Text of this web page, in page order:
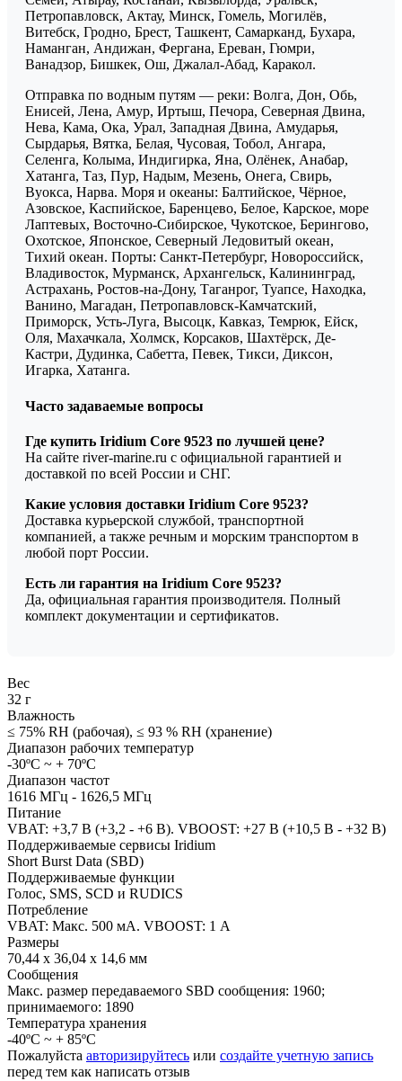
Петропавловск, Актау, Минск, Гомель, Могилёв,
Витебск, Гродно, Брест, Ташкент, Самарканд, Бухара,
Наманган, Андижан, Фергана, Ереван, Гюмри,
Ванадзор, Бишкек, Ош, Джалал-Абад, Каракол.
Отправка по водным путям — реки: Волга, Дон, Обь,
Енисей, Лена, Амур, Иртыш, Печора, Северная Двина,
Нева, Кама, Ока, Урал, Западная Двина, Амударья,
Сырдарья, Вятка, Белая, Чусовая, Тобол, Ангара,
Селенга, Колыма, Индигирка, Яна, Олёнек, Анабар,
Хатанга, Таз, Пур, Надым, Мезень, Онега, Свирь,
Вуокса, Нарва. Моря и океаны: Балтийское, Чёрное,
Азовское, Каспийское, Баренцево, Белое, Карское, море
Лаптевых, Восточно-Сибирское, Чукотское, Берингово,
Охотское, Японское, Северный Ледовитый океан,
Тихий океан. Порты: Санкт-Петербург, Новороссийск,
Владивосток, Мурманск, Архангельск, Калининград,
Астрахань, Ростов-на-Дону, Таганрог, Туапсе, Находка,
Ванино, Магадан, Петропавловск-Камчатский,
Приморск, Усть-Луга, Высоцк, Кавказ, Темрюк, Ейск,
Оля, Махачкала, Холмск, Корсаков, Шахтёрск, Де-
Кастри, Дудинка, Сабетта, Певек, Тикси, Диксон,
Игарка, Хатанга.
Часто задаваемые вопросы
Где купить Iridium Core 9523 по лучшей цене?
На сайте river-marine.ru с официальной гарантией и
доставкой по всей России и СНГ.
Какие условия доставки Iridium Core 9523?
Доставка курьерской службой, транспортной
компанией, а также речным и морским транспортом в
любой порт России.
Есть ли гарантия на Iridium Core 9523?
Да, официальная гарантия производителя. Полный
комплект документации и сертификатов.
Вес
32 г
Влажность
≤ 75% RH (рабочая), ≤ 93 % RH (хранение)
Диапазон рабочих температур
-30ºC ~ + 70ºC
Диапазон частот
1616 МГц - 1626,5 МГц
Питание
VBAT: +3,7 В (+3,2 - +6 В). VBOOST: +27 В (+10,5 В - +32 В)
Поддерживаемые сервисы Iridium
Short Burst Data (SBD)
Поддерживаемые функции
Голос, SMS, SCD и RUDICS
Потребление
VBAT: Макс. 500 мА. VBOOST: 1 А
Размеры
70,44 х 36,04 х 14,6 мм
Сообщения
Макс. размер передаваемого SBD сообщения: 1960;
принимаемого: 1890
Температура хранения
-40ºC ~ + 85ºC
Пожалуйста авторизируйтесь или создайте учетную запись
перед тем как написать отзыв